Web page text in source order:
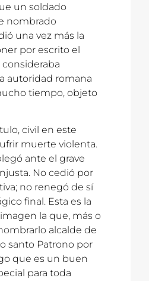
un soldado
nombrado
una vez más la
por escrito el
autoridad romana
tiempo, objeto
civil en este
muerte violenta.
ante el grave
No cedió por
no renegó de sí
final. Esta es la
la que, más o
alcalde de
santo Patrono por
que es un buen
para toda